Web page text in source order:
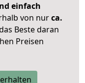
einfach
von nurca.
Beste daran
Preisen